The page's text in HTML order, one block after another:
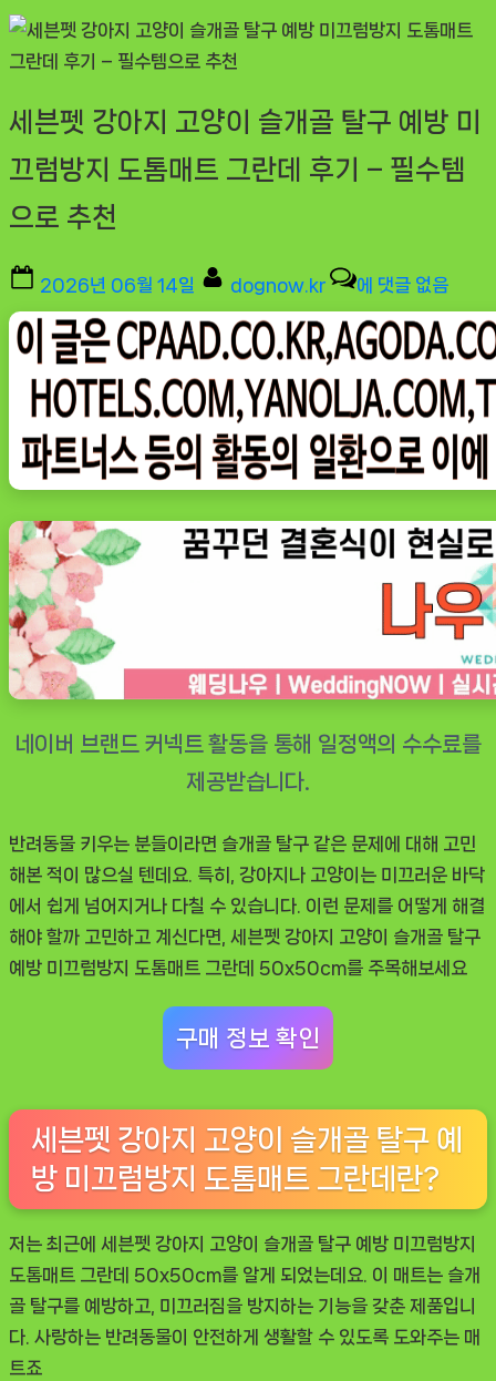
세븐펫 강아지 고양이 슬개골 탈구 예방 미
끄럼방지 도톰매트 그란데 후기 – 필수템
으로 추천
Posted
on
2026년 06월 14일 By
dognow.kr
세
븐
펫
아
지
고
양
이
슬
구
방
럼
방
지
도
톰
데
후
기
–
필
수
템
으
에 댓글 없음
반려동물 키우는 분들이라면 슬개골 탈구 같은 문제에 대해 고민
해본 적이 많으실 텐데요. 특히, 강아지나 고양이는 미끄러운 바닥
에서 쉽게 넘어지거나 다칠 수 있습니다. 이런 문제를 어떻게 해결
해야 할까 고민하고 계신다면, 세븐펫 강아지 고양이 슬개골 탈구
예방 미끄럼방지 도톰매트 그란데 50x50cm를 주목해보세요
구매 정보 확인
세븐펫 강아지 고양이 슬개골 탈구 예
방 미끄럼방지 도톰매트 그란데란?
저는 최근에 세븐펫 강아지 고양이 슬개골 탈구 예방 미끄럼방지
도톰매트 그란데 50x50cm를 알게 되었는데요. 이 매트는 슬개
골 탈구를 예방하고, 미끄러짐을 방지하는 기능을 갖춘 제품입니
다. 사랑하는 반려동물이 안전하게 생활할 수 있도록 도와주는 매
트죠